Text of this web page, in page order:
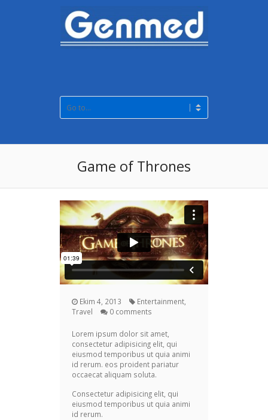
Game of Thrones
Ekim 4, 2013
Entertainment,
Travel
0 comments
Lorem ipsum dolor sit amet,
consectetur adipisicing elit, qui
eiusmod temporibus ut quia animi
id rerum. eos proident pariatur
occaecat aliquam soluta.
Consectetur adipisicing elit, qui
eiusmod temporibus ut quia animi
id rerum.